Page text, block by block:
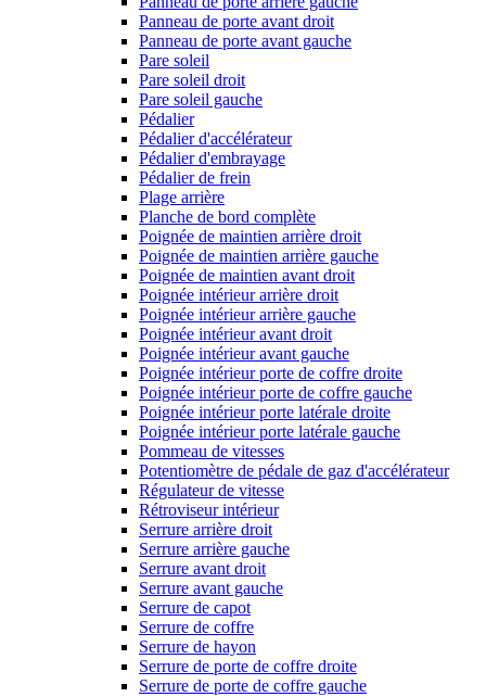
Panneau de porte avant droit
Panneau de porte avant gauche
Pare soleil
Pare soleil droit
Pare soleil gauche
Pédalier
Pédalier d'accélérateur
Pédalier d'embrayage
Pédalier de frein
Plage arrière
Planche de bord complète
Poignée de maintien arrière droit
Poignée de maintien arrière gauche
Poignée de maintien avant droit
Poignée intérieur arrière droit
Poignée intérieur arrière gauche
Poignée intérieur avant droit
Poignée intérieur avant gauche
Poignée intérieur porte de coffre droite
Poignée intérieur porte de coffre gauche
Poignée intérieur porte latérale droite
Poignée intérieur porte latérale gauche
Pommeau de vitesses
Potentiomètre de pédale de gaz d'accélérateur
Régulateur de vitesse
Rétroviseur intérieur
Serrure arrière droit
Serrure arrière gauche
Serrure avant droit
Serrure avant gauche
Serrure de capot
Serrure de coffre
Serrure de hayon
Serrure de porte de coffre droite
Serrure de porte de coffre gauche